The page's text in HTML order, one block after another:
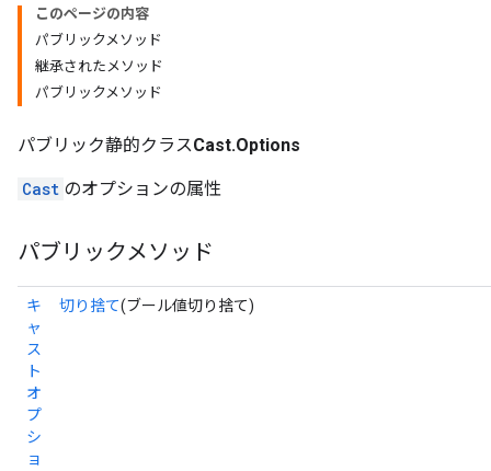
このページの内容
パブリックメソッド
継承されたメソッド
パブリックメソッド
パブリック静的クラスCast.Options
Cast のオプションの属性
パブリックメソッド
キ
ャ
ス
ト
オ
プ
シ
ョ
切り捨て(ブール値切り捨て)